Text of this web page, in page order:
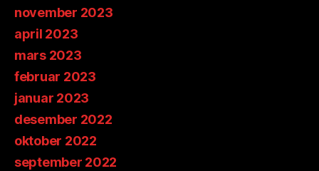
november 2023
april 2023
mars 2023
februar 2023
januar 2023
desember 2022
oktober 2022
september 2022